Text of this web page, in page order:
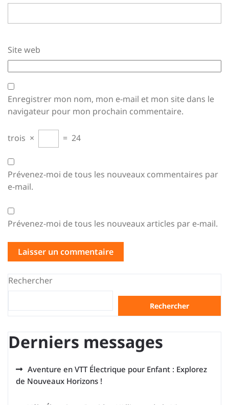
Site web
Enregistrer mon nom, mon e-mail et mon site dans le
navigateur pour mon prochain commentaire.
trois × = 24
Prévenez-moi de tous les nouveaux commentaires par
e-mail.
Prévenez-moi de tous les nouveaux articles par e-mail.
Rechercher
Rechercher
Derniers messages
Aventure en VTT Électrique pour Enfant : Explorez
de Nouveaux Horizons !